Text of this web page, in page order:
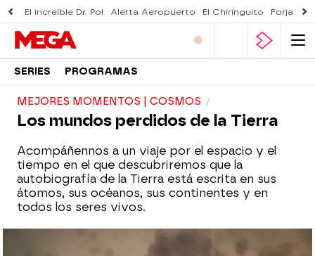
El increíble Dr. Pol Alerta Aeropuerto El Chiringuito Forjado
SERIES PROGRAMAS
MEJORES MOMENTOS | COSMOS
Los mundos perdidos de la Tierra
Acompáñennos a un viaje por el espacio y el
tiempo en el que descubriremos que la
autobiografía de la Tierra está escrita en sus
átomos, sus océanos, sus continentes y en
todos los seres vivos.